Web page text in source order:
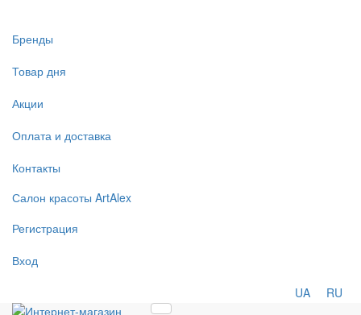
Бренды
Товар дня
Акции
Оплата и доставка
Контакты
Салон красоты ArtAlex
Регистрация
Вход
UA RU